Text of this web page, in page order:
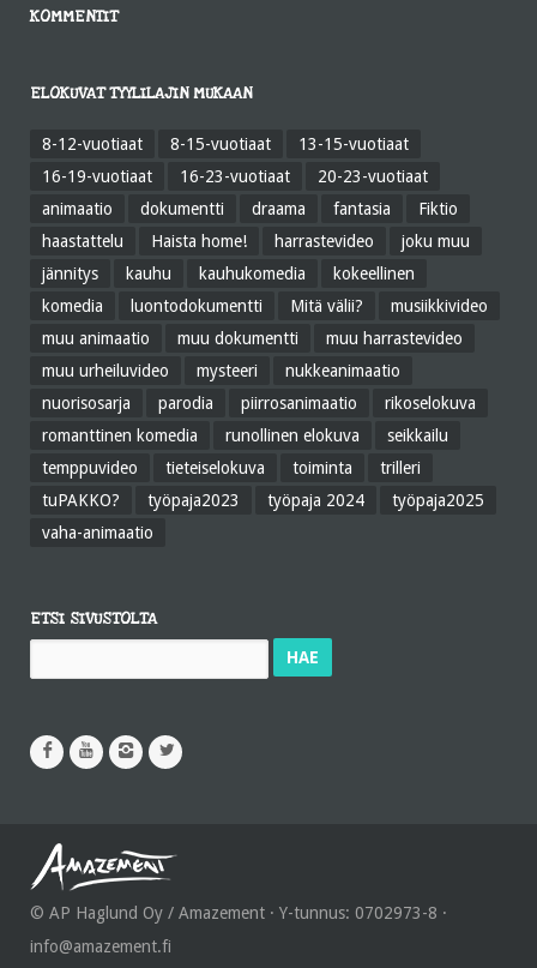
KOMMENTIT
ELOKUVAT TYYLILAJIN MUKAAN
8-12-vuotiaat 8-15-vuotiaat
13-15-vuotiaat
16-19-vuotiaat
16-23-vuotiaat
20-23-vuotiaat
animaatio
dokumentti draama fantasia
Fiktio
haastattelu
Haista home! harrastevideo
joku muu
jännitys
kauhu kauhukomedia
kokeellinen
komedia
luontodokumentti Mitä välii?
musiikkivideo
muu animaatio
muu dokumentti
muu harrastevideo
muu urheiluvideo
mysteeri
nukkeanimaatio
nuorisosarja
parodia piirrosanimaatio
rikoselokuva
romanttinen komedia
runollinen elokuva
seikkailu
temppuvideo
tieteiselokuva toiminta
trilleri
tuPAKKO?
työpaja2023 työpaja 2024
työpaja2025
vaha-animaatio
ETSI SIVUSTOLTA
© AP Haglund Oy / Amazement · Y-tunnus: 0702973-8 ·
info@amazement.fi